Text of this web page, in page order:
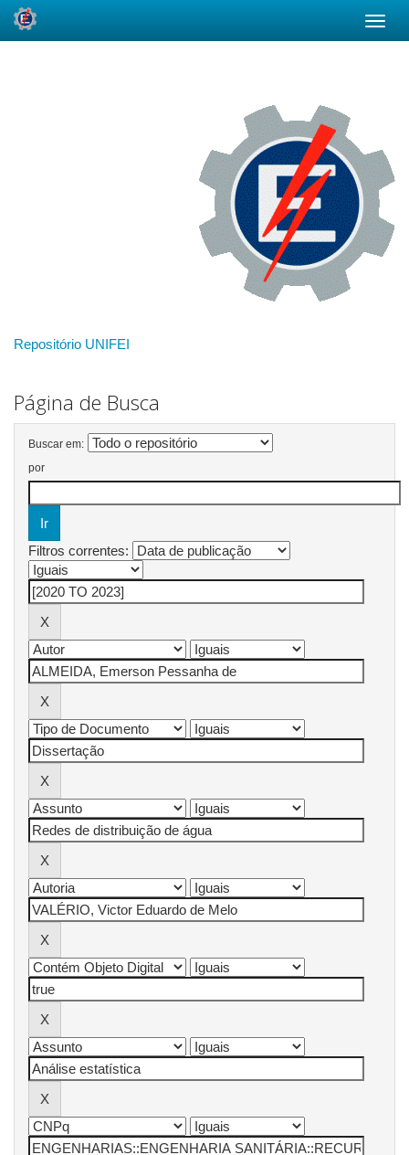
Repositório UNIFEI
Página de Busca
Buscar em:
por
Filtros correntes: